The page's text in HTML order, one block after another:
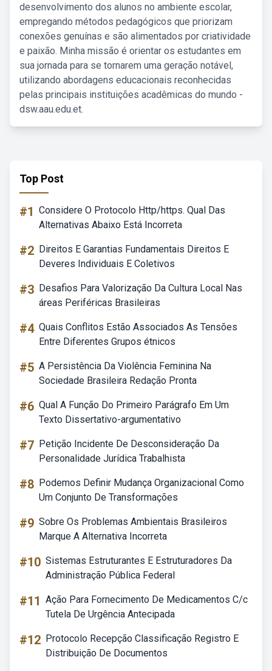
desenvolvimento dos alunos no ambiente escolar,
empregando métodos pedagógicos que priorizam
conexões genuínas e são alimentados por criatividade
e paixão. Minha missão é orientar os estudantes em
sua jornada para se tornarem uma geração notável,
utilizando abordagens educacionais reconhecidas
pelas principais instituições acadêmicas do mundo -
dsw.aau.edu.et.
Top Post
#1 Considere O Protocolo Http/https. Qual Das
Alternativas Abaixo Está Incorreta
#2 Direitos E Garantias Fundamentais Direitos E
Deveres Individuais E Coletivos
#3 Desafios Para Valorização Da Cultura Local Nas
áreas Periféricas Brasileiras
#4 Quais Conflitos Estão Associados As Tensões
Entre Diferentes Grupos étnicos
#5 A Persistência Da Violência Feminina Na
Sociedade Brasileira Redação Pronta
#6 Qual A Função Do Primeiro Parágrafo Em Um
Texto Dissertativo-argumentativo
#7 Petição Incidente De Desconsideração Da
Personalidade Jurídica Trabalhista
#8 Podemos Definir Mudança Organizacional Como
Um Conjunto De Transformações
#9 Sobre Os Problemas Ambientais Brasileiros
Marque A Alternativa Incorreta
#10 Sistemas Estruturantes E Estruturadores Da
Administração Pública Federal
#11 Ação Para Fornecimento De Medicamentos C/c
Tutela De Urgência Antecipada
#12 Protocolo Recepção Classificação Registro E
Distribuição De Documentos